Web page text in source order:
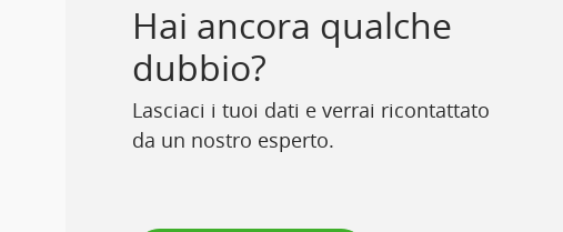
Hai ancora qualche
dubbio?
Lasciaci i tuoi dati e verrai ricontattato
da un nostro esperto.